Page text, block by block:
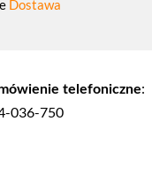
Dostawa
telefoniczne:
036-750